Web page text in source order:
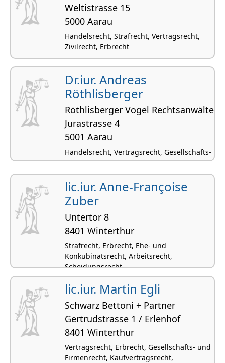
Weltistrasse 15
5000 Aarau
Handelsrecht, Strafrecht, Vertragsrecht,
Zivilrecht, Erbrecht
Dr.iur. Andreas
Röthlisberger
Röthlisberger Vogel Rechtsanwälte
Jurastrasse 4
5001 Aarau
Handelsrecht, Vertragsrecht, Gesellschafts-
und Firmenrecht, Kaufvertragsrecht,
Werkvertrags- und Auftragsrecht
lic.iur. Anne-Françoise
Zuber
Untertor 8
8401 Winterthur
Strafrecht, Erbrecht, Ehe- und
Konkubinatsrecht, Arbeitsrecht,
Scheidungsrecht
lic.iur. Martin Egli
Schwarz Bettoni + Partner
Gertrudstrasse 1 / Erlenhof
8401 Winterthur
Vertragsrecht, Erbrecht, Gesellschafts- und
Firmenrecht, Kaufvertragsrecht,